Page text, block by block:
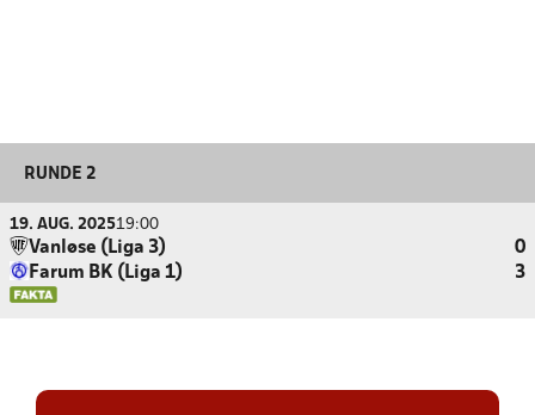
RUNDE 2
19. AUG. 202519:00
Vanløse (Liga 3)
0
Farum BK (Liga 1)
3